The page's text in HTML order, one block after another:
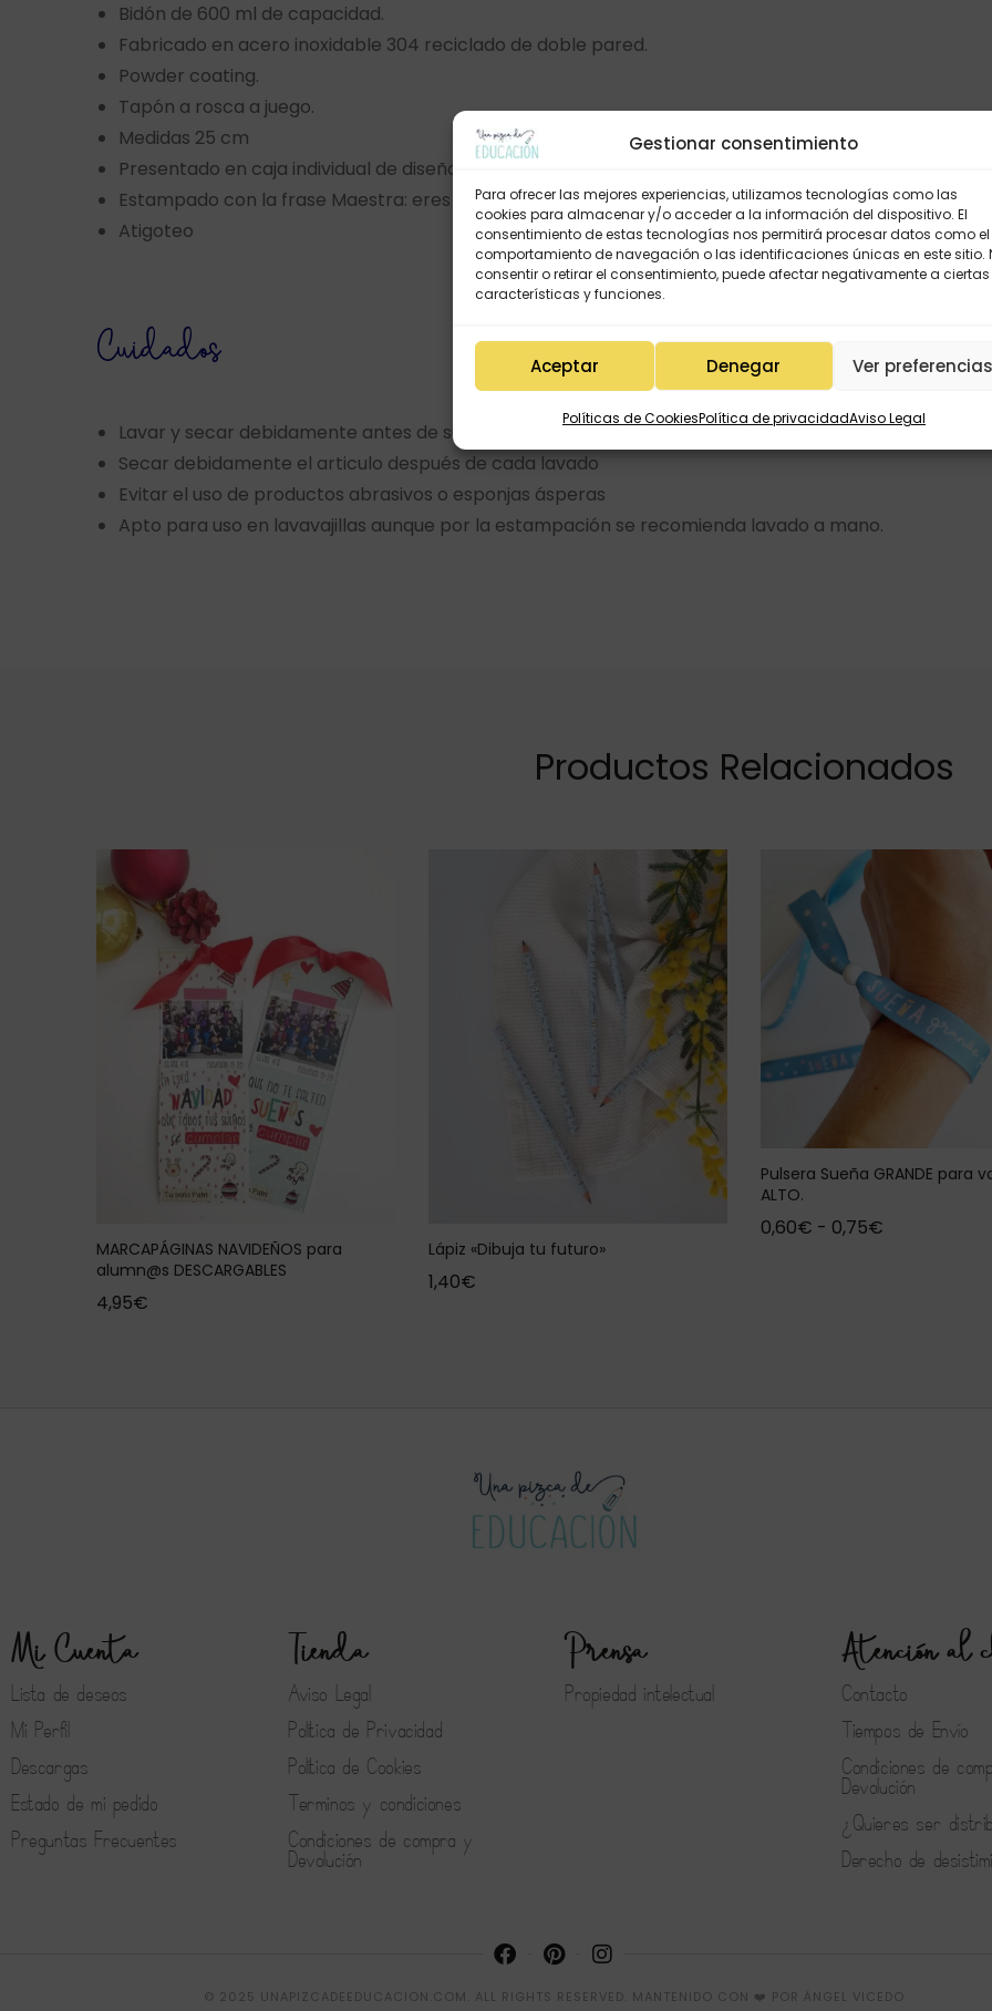
Gestionar consentimiento
Para ofrecer las mejores experiencias, utilizamos tecnologías como las
cookies para almacenar y/o acceder a la información del dispositivo. El
consentimiento de estas tecnologías nos permitirá procesar datos como el
comportamiento de navegación o las identificaciones únicas en este sitio.
consentir o retirar el consentimiento, puede afectar negativamente a ciertas
características y funciones.
Aceptar Denegar Ver
Políticas de CookiesPolítica de privacidadAviso Legal
Bidón de 600 ml de capacidad.
Fabricado en acero inoxidable 304 reciclado de doble pared.
Powder coating.
Tapón a rosca a juego.
Medidas 25 cm
Presentado en caja individual de diseño kraft.
Estampado con la frase Maestra: eres la magia del aula.
Atigoteo
Cuidados
Lavar y secar debidamente antes de su primer uso
Secar debidamente el articulo después de cada lavado
Evitar el uso de productos abrasivos o esponjas ásperas
Apto para uso en lavavajillas aunque por la estampación se recomienda lavado a mano.
Productos Relacionados
MARCAPÁGINAS NAVIDEÑOS para
alumn@s DESCARGABLES
4,95€
Lápiz «Dibuja tu futuro»
1,40€
Pulsera Sueña GRANDE para
ALTO.
0,60€ - 0,75€
Mi Cuenta
Lista de deseos
Mi Perfil
Descargas
Estado de mi pedido
Preguntas Frecuentes
Tienda
Aviso Legal
Política de Privacidad
Política de Cookies
Terminos y condiciones
Condiciones de compra y
Devolución
Prensa
Propiedad intelectual
Atención al
Contacto
Tiempos de Envío
Condiciones de
Devolución
¿Quieres ser
Derecho de
© 2025 UNAPIZCADEEDUCACION.COM. ALL RIGHTS RESERVED. MANTENIDO CON ❤️ POR ÁNGEL VICEDO